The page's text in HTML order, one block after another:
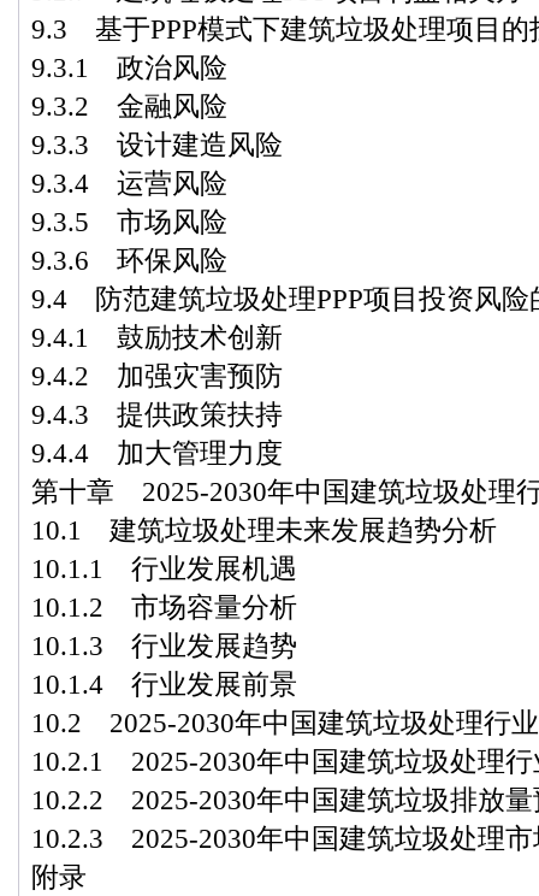
9.3 基于PPP模式下建筑垃圾处理项目的
9.3.1 政治风险
9.3.2 金融风险
9.3.3 设计建造风险
9.3.4 运营风险
9.3.5 市场风险
9.3.6 环保风险
9.4 防范建筑垃圾处理PPP项目投资风险
9.4.1 鼓励技术创新
9.4.2 加强灾害预防
9.4.3 提供政策扶持
9.4.4 加大管理力度
第十章 2025-2030年中国建筑垃圾处理
10.1 建筑垃圾处理未来发展趋势分析
10.1.1 行业发展机遇
10.1.2 市场容量分析
10.1.3 行业发展趋势
10.1.4 行业发展前景
10.2 2025-2030年中国建筑垃圾处理行
10.2.1 2025-2030年中国建筑垃圾处理
10.2.2 2025-2030年中国建筑垃圾排放量
10.2.3 2025-2030年中国建筑垃圾处理
附录